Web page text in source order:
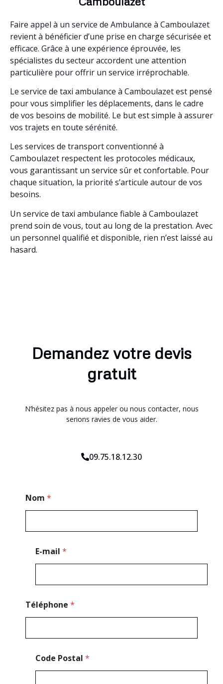
Faire appel à un service de Ambulance à Camboulazet
revient à bénéficier d’une prise en charge sécurisée et
efficace. Grâce à une expérience éprouvée, les
spécialistes du secteur accordent une attention
particulière pour offrir un service irréprochable.
Le service de taxi ambulance à Camboulazet est pensé
pour vous simplifier les déplacements, dans le cadre
de vos besoins de mobilité. Le but est simple à assurer
vos trajets en toute sérénité.
Les services de transport conventionné à
Camboulazet respectent les protocoles médicaux,
vous garantissant un service sûr et confortable. Pour
chaque situation, la priorité s’articule autour de vos
besoins.
Un service de taxi ambulance fiable à Camboulazet
prend soin de vous, tout au long de la prestation. Avec
un personnel qualifié et disponible, rien n’est laissé au
hasard.
Demandez votre devis
gratuit
N’hésitez pas à nous appeler ou nous contacter, nous
serions ravies de vous aider.
09.75.18.12.30
o
d
m
Nom *
E-mail *
Téléphone *
Code Postal *